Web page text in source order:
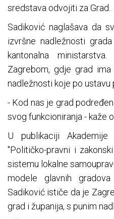
sredstava odvojiti za Grad.
Sadiković naglašava da
izvršne nadležnosti
kantonalna
Zagrebom, gdje grad
nadležnosti koje po ustavu
- Kod nas je grad
svog funkcioniranja - kaže
U publikaciji
"Političko-pravni i
sistemu lokalne
modele glavnih
Sadiković ističe da je
grad i županija, s punim